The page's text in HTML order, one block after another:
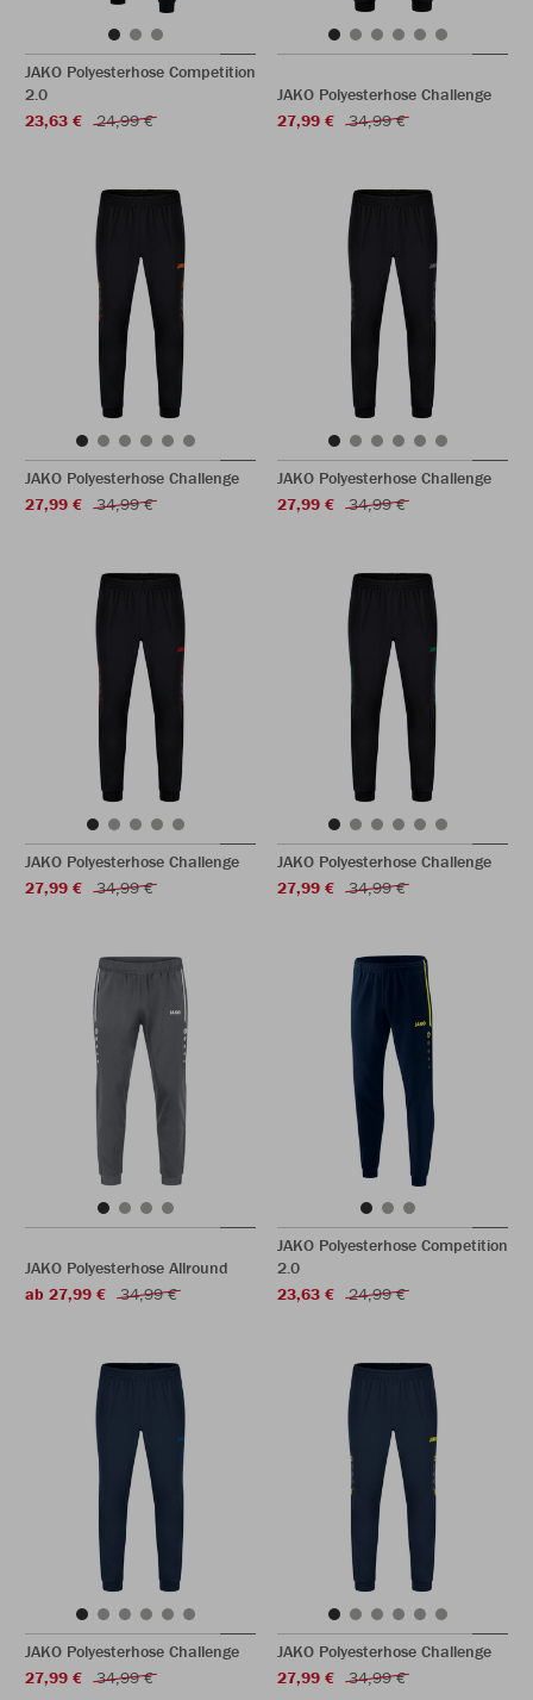
JAKO Polyesterhose Competition
2.0
23,63 €
24,99 €
JAKO Polyesterhose Challenge
27,99 €
34,99 €
JAKO Polyesterhose Challenge
27,99 €
34,99 €
JAKO Polyesterhose Challenge
27,99 €
34,99 €
JAKO Polyesterhose Challenge
27,99 €
34,99 €
JAKO Polyesterhose Challenge
27,99 €
34,99 €
JAKO Polyesterhose Allround
ab 27,99 €
34,99 €
JAKO Polyesterhose Competition
2.0
23,63 €
24,99 €
JAKO Polyesterhose Challenge
27,99 €
34,99 €
JAKO Polyesterhose Challenge
27,99 €
34,99 €